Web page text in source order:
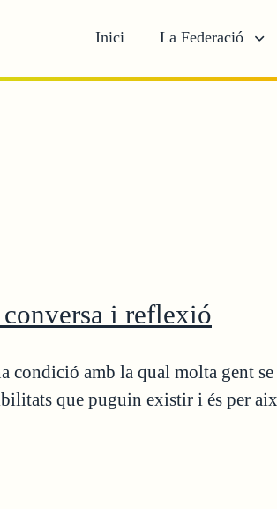
Inici La Federació
i reflexió
amb la qual molta gent
que puguin existir i és per